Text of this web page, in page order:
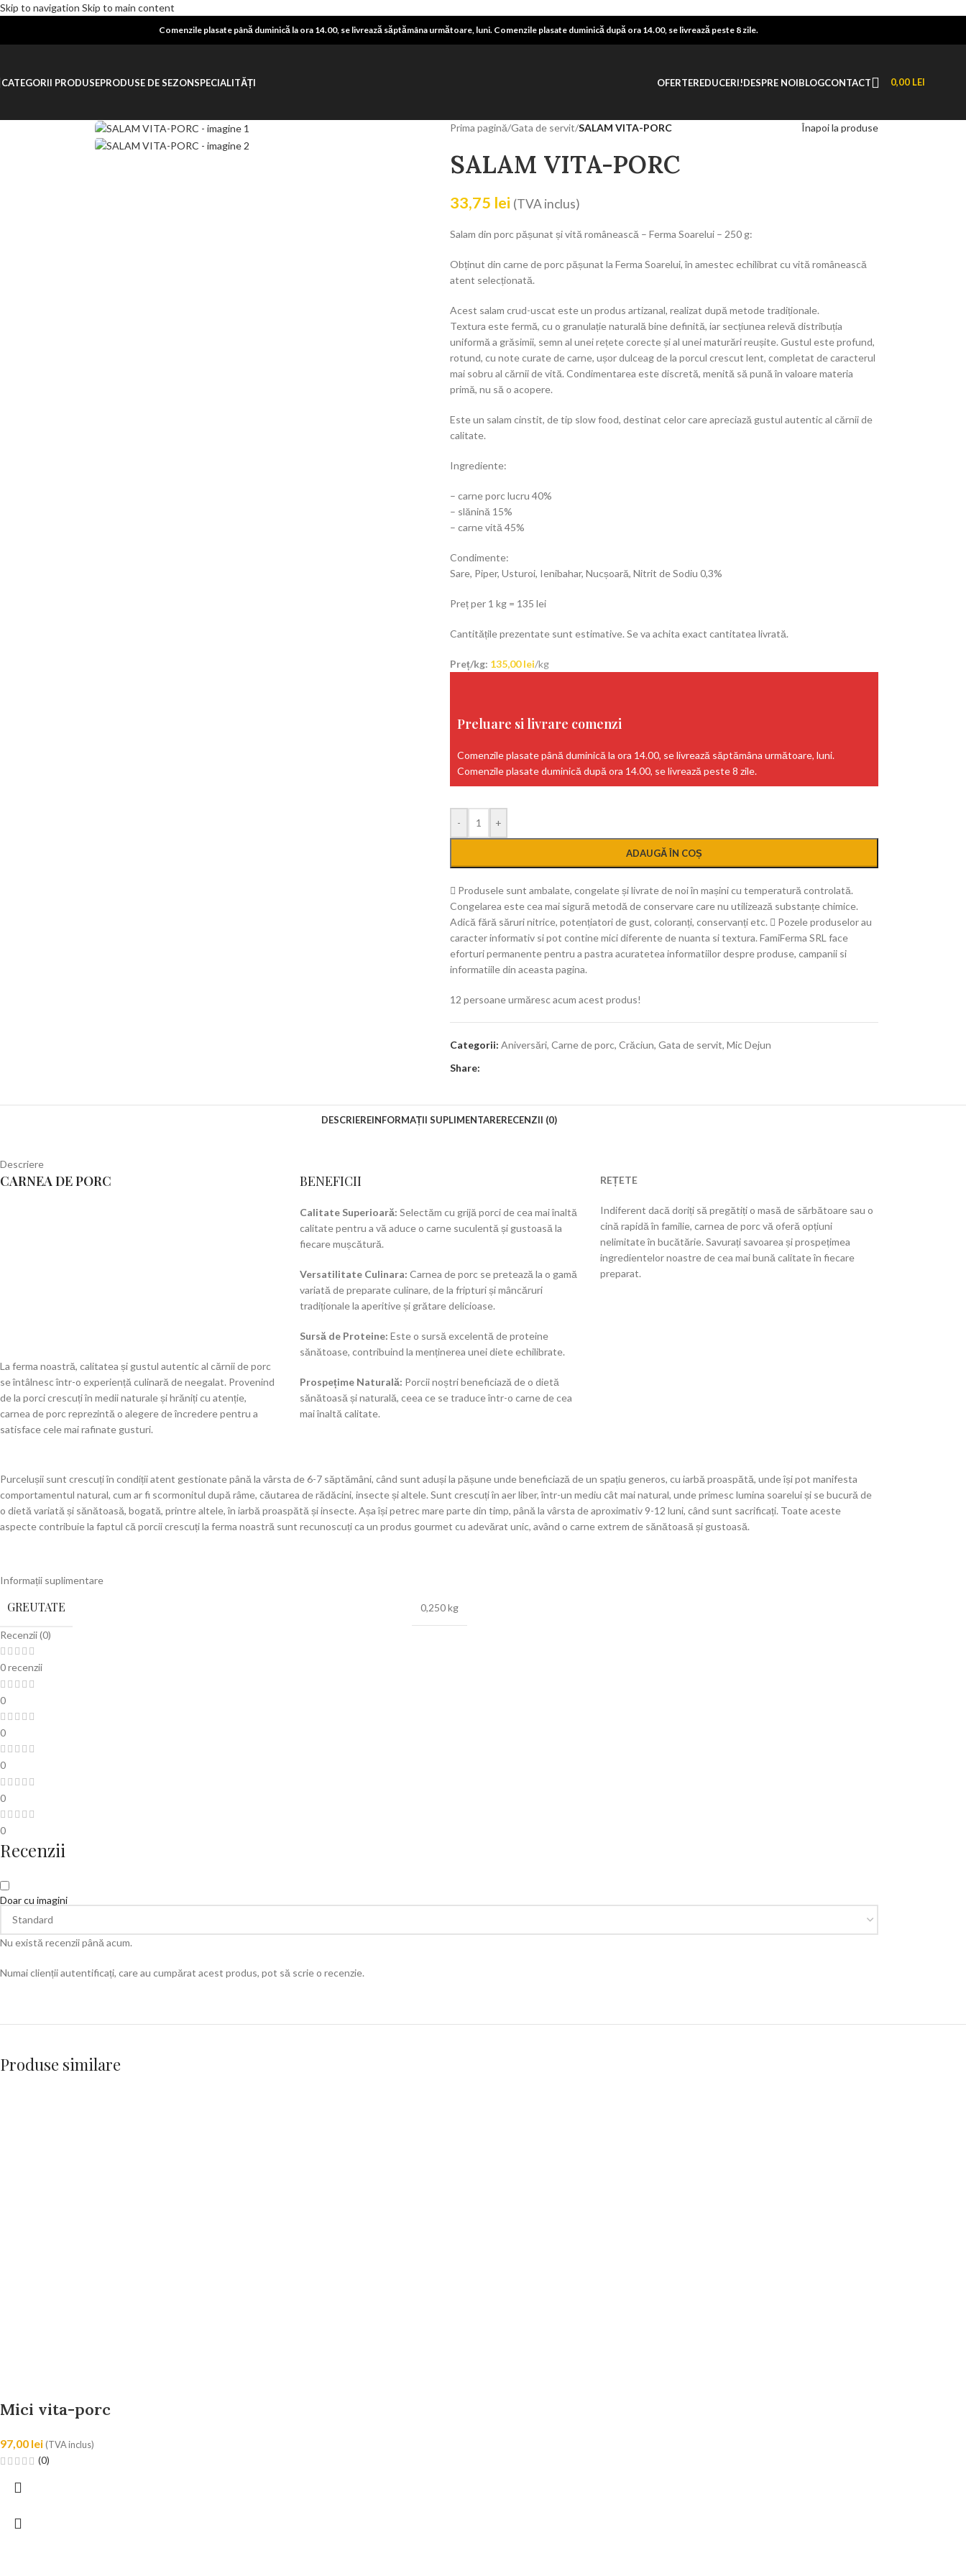
Skip to navigation Skip to main content
Comenzile plasate până duminică la ora 14.00, se livrează săptămâna următoare, luni. Comenzile plasate duminică după ora 14.00, se livrează peste 8 zile.
CATEGORII PRODUSEPRODUSE DE SEZONSPECIALITĂȚI OFERTEREDUCERI!DESPRE NOIBLOGCONTACT 0,00 LEI
Prima pagină/Gata de servit/SALAM VITA-PORC Înapoi la produse
SALAM VITA-PORC
33,75 lei (TVA inclus)
Salam din porc pășunat și vită românească – Ferma Soarelui – 250 g:
Obținut din carne de porc pășunat la Ferma Soarelui, în amestec echilibrat cu vită românească
atent selecționată.
Acest salam crud-uscat este un produs artizanal, realizat după metode tradiționale.
Textura este fermă, cu o granulație naturală bine definită, iar secțiunea relevă distribuția
uniformă a grăsimii, semn al unei rețete corecte și al unei maturări reușite. Gustul este profund,
rotund, cu note curate de carne, ușor dulceag de la porcul crescut lent, completat de caracterul
mai sobru al cărnii de vită. Condimentarea este discretă, menită să pună în valoare materia
primă, nu să o acopere.
Este un salam cinstit, de tip slow food, destinat celor care apreciază gustul autentic al cărnii de
calitate.
Ingrediente:
– carne porc lucru 40%
– slănină 15%
– carne vită 45%
Condimente:
Sare, Piper, Usturoi, Ienibahar, Nucșoară, Nitrit de Sodiu 0,3%
Preț per 1 kg = 135 lei
Cantitățile prezentate sunt estimative. Se va achita exact cantitatea livrată.
Preț/kg: 135,00lei/kg
Preluare si livrare comenzi
Comenzile plasate până duminică la ora 14.00, se livrează săptămâna următoare, luni.
Comenzile plasate duminică după ora 14.00, se livrează peste 8 zile.
- +
ADAUGĂ ÎN COȘ
Produsele sunt ambalate, congelate și livrate de noi în mașini cu temperatură controlată.
Congelarea este cea mai sigură metodă de conservare care nu utilizează substanțe chimice.
Adică fără săruri nitrice, potențiatori de gust, coloranți, conservanți etc.
Pozele produselor au
caracter informativ si pot contine mici diferente de nuanta si textura. FamiFerma SRL face
eforturi permanente pentru a pastra acuratetea informatiilor despre produse, campanii si
informatiile din aceasta pagina.
12 persoane urmăresc acum acest produs!
Categorii: Aniversări, Carne de porc, Crăciun, Gata de servit, Mic Dejun
Share:
DESCRIEREINFORMAȚII SUPLIMENTARERECENZII (0)
Descriere
CARNEA DE PORC
La ferma noastră, calitatea și gustul autentic al cărnii de porc
se întâlnesc într-o experiență culinară de neegalat. Provenind
de la porci crescuți în medii naturale și hrăniți cu atenție,
carnea de porc reprezintă o alegere de încredere pentru a
satisface cele mai rafinate gusturi.
BENEFICII
Calitate Superioară: Selectăm cu grijă porci de cea mai înaltă
calitate pentru a vă aduce o carne suculentă și gustoasă la
fiecare mușcătură.
Versatilitate Culinara: Carnea de porc se pretează la o gamă
variată de preparate culinare, de la fripturi și mâncăruri
tradiționale la aperitive și grătare delicioase.
Sursă de Proteine: Este o sursă excelentă de proteine
sănătoase, contribuind la menținerea unei diete echilibrate.
Prospețime Naturală: Porcii noștri beneficiază de o dietă
sănătoasă și naturală, ceea ce se traduce într-o carne de cea
mai înaltă calitate.
REȚETE
Indiferent dacă doriți să pregătiți o masă de sărbătoare sau o
cină rapidă în familie, carnea de porc vă oferă opțiuni
nelimitate în bucătărie. Savurați savoarea și prospețimea
ingredientelor noastre de cea mai bună calitate în fiecare
preparat.
Purcelușii sunt crescuți în condiții atent gestionate până la vârsta de 6-7 săptămâni, când sunt aduși la pășune unde beneficiază de un spațiu generos, cu iarbă proaspătă, unde își pot manifesta
comportamentul natural, cum ar fi scormonitul după râme, căutarea de rădăcini, insecte și altele. Sunt crescuți în aer liber, într-un mediu cât mai natural, unde primesc lumina soarelui și se bucură de
o dietă variată și sănătoasă, bogată, printre altele, în iarbă proaspătă și insecte. Așa își petrec mare parte din timp, până la vârsta de aproximativ 9-12 luni, când sunt sacrificați. Toate aceste
aspecte contribuie la faptul că porcii crescuți la ferma noastră sunt recunoscuți ca un produs gourmet cu adevărat unic, având o carne extrem de sănătoasă și gustoasă.
Informații suplimentare
GREUTATE 0,250 kg
Recenzii (0)
0 recenzii
0
0
0
0
0
Recenzii
Doar cu imagini
Nu există recenzii până acum.
Numai clienții autentificați, care au cumpărat acest produs, pot să scrie o recenzie.
Produse similare
Mici vita-porc
97,00 lei (TVA inclus)
(0)